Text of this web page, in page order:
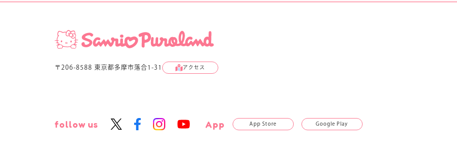
〒206-8588 東京都多摩市落合1-31 アクセス
follow us App App Store Google Play